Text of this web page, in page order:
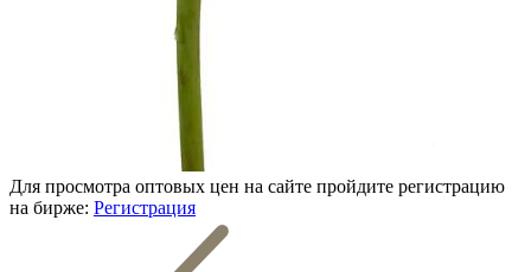
Для просмотра оптовых цен на сайте пройдите регистрацию
на бирже: Регистрация